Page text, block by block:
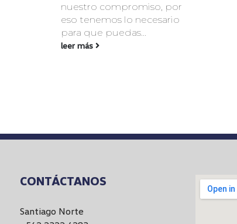
nuestro compromiso, por
eso tenemos lo necesario
para que puedas...
leer más
CONTÁCTANOS
Santiago Norte